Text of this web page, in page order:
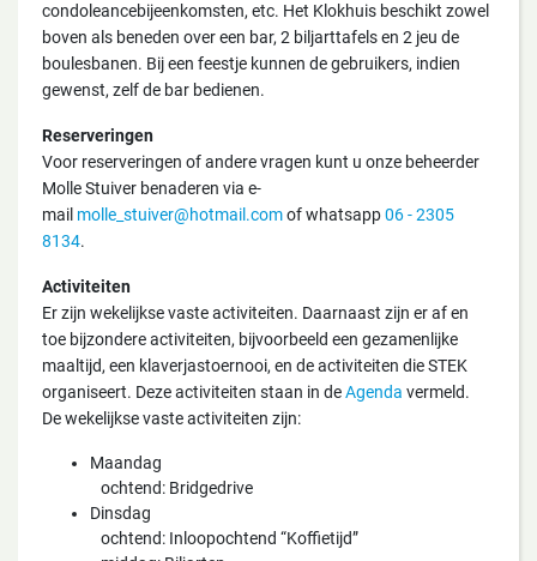
condoleancebijeenkomsten, etc. Het Klokhuis beschikt zowel
boven als beneden over een bar, 2 biljarttafels en 2 jeu de
boulesbanen. Bij een feestje kunnen de gebruikers, indien
gewenst, zelf de bar bedienen.
Reserveringen
Voor reserveringen of andere vragen kunt u onze beheerder
Molle Stuiver benaderen via e-
mail molle_stuiver@hotmail.comof whatsapp06 - 2305
8134.
Activiteiten
Er zijn wekelijkse vaste activiteiten. Daarnaast zijn er af en
toe bijzondere activiteiten, bijvoorbeeld een gezamenlijke
maaltijd, een klaverjastoernooi, en de activiteiten die STEK
organiseert. Deze activiteiten staan in deAgenda vermeld.
De wekelijkse vaste activiteiten zijn:
Maandag
ochtend: Bridgedrive
Dinsdag
ochtend: Inloopochtend “Koffietijd”